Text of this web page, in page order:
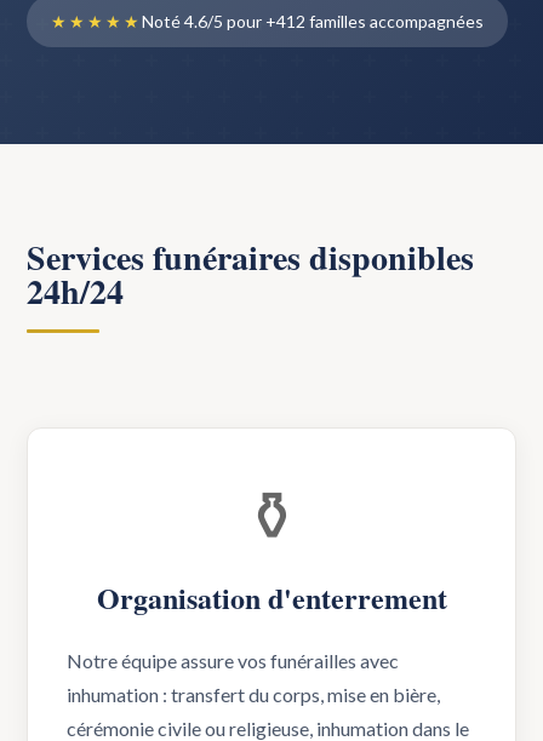
★★★★★Noté 4.6/5 pour +412 familles accompagnées
Services funéraires disponibles
24h/24
⚱️
Organisation d'enterrement
Notre équipe assure vos funérailles avec
inhumation : transfert du corps, mise en bière,
cérémonie civile ou religieuse, inhumation dans le